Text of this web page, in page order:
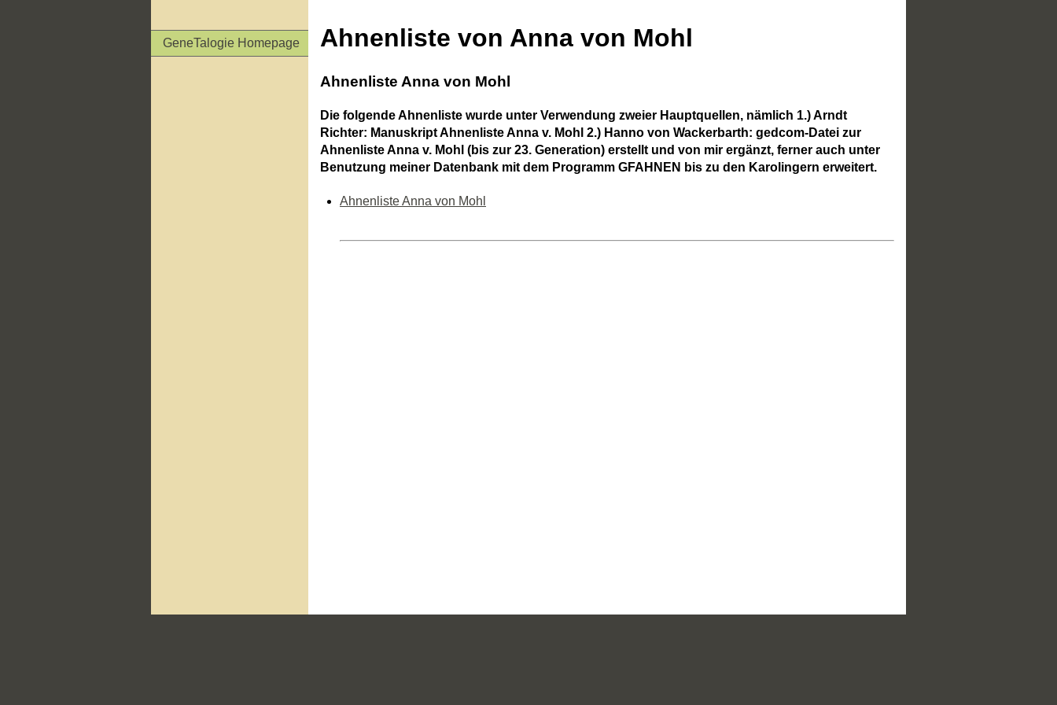
GeneTalogie Homepage Ahnenliste von Anna von Mohl
Ahnenliste Anna von Mohl
Die folgende Ahnenliste wurde unter Verwendung zweier Hauptquellen, nämlich 1.) Arndt
Richter: Manuskript Ahnenliste Anna v. Mohl 2.) Hanno von Wackerbarth: gedcom-Datei zur
Ahnenliste Anna v. Mohl (bis zur 23. Generation) erstellt und von mir ergänzt, ferner auch unter
Benutzung meiner Datenbank mit dem Programm GFAHNEN bis zu den Karolingern erweitert.
Ahnenliste Anna von Mohl